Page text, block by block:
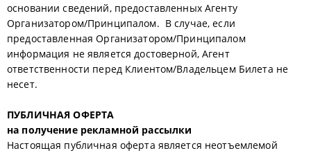
основании сведений, предоставленных Агенту
Организатором/Принципалом. В случае, если
предоставленная Организатором/Принципалом
информация не является достоверной, Агент
ответственности перед Клиентом/Владельцем Билета не
несет.
ПУБЛИЧНАЯ ОФЕРТА
на получение рекламной рассылки
Настоящая публичная оферта является неотъемлемой